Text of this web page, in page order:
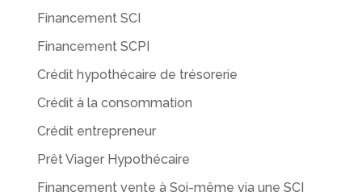
Financement SCI
Financement SCPI
Crédit hypothécaire de trésorerie
Crédit à la consommation
Crédit entrepreneur
Prêt Viager Hypothécaire
Financement vente à Soi-même via une SCI